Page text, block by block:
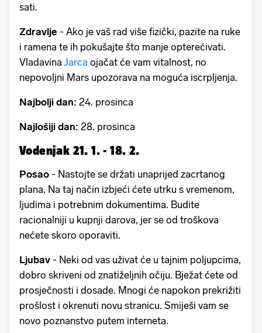
sati.
Zdravlje - Ako je vaš rad više fizički, pazite na ruke
i ramena te ih pokušajte što manje opterećivati.
Vladavina Jarca ojačat će vam vitalnost, no
nepovoljni Mars upozorava na moguća iscrpljenja.
Najbolji dan: 24. prosinca
Najlošiji dan: 28. prosinca
Vodenjak 21. 1. - 18. 2.
Posao - Nastojte se držati unaprijed zacrtanog
plana. Na taj način izbjeći ćete utrku s vremenom,
ljudima i potrebnim dokumentima. Budite
racionalniji u kupnji darova, jer se od troškova
nećete skoro oporaviti.
Ljubav - Neki od vas uživat će u tajnim poljupcima,
dobro skriveni od znatiželjnih očiju. Bježat ćete od
prosječnosti i dosade. Mnogi će napokon prekrižiti
prošlost i okrenuti novu stranicu. Smiješi vam se
novo poznanstvo putem interneta.